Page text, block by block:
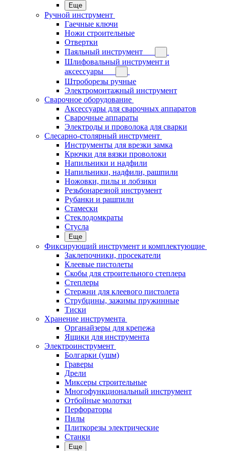
Еще
Ручной инструмент
Гаечные ключи
Ножи строительные
Отвертки
Паяльный инструмент
Шлифовальный инструмент и
аксессуары
Штроборезы ручные
Электромонтажный инструмент
Сварочное оборудование
Аксессуары для сварочных аппаратов
Сварочные аппараты
Электроды и проволока для сварки
Слесарно-столярный инструмент
Инструменты для врезки замка
Крючки для вязки проволоки
Напильники и надфили
Напильники, надфили, рашпили
Ножовки, пилы и лобзики
Резьбонарезной инструмент
Рубанки и рашпили
Стамески
Стеклодомкраты
Стусла
Еще
Фиксирующий инструмент и комплектующие
Заклепочники, просекатели
Клеевые пистолеты
Скобы для строительного степлера
Степлеры
Стержни для клеевого пистолета
Струбцины, зажимы пружинные
Тиски
Хранение инструмента
Органайзеры для крепежа
Ящики для инструмента
Электроинструмент
Болгарки (ушм)
Граверы
Дрели
Миксеры строительные
Многофункциональный инструмент
Отбойные молотки
Перфораторы
Пилы
Плиткорезы электрические
Станки
Еще